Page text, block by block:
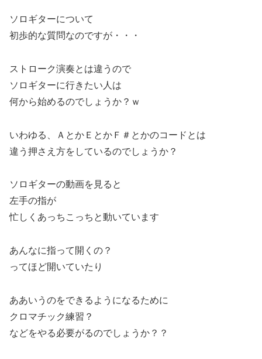
ソロギターについて
初歩的な質問なのですが・・・
ストローク演奏とは違うので
ソロギターに行きたい人は
何から始めるのでしょうか？ｗ
いわゆる、ＡとかＥとかＦ＃とかのコードとは
違う押さえ方をしているのでしょうか？
ソロギターの動画を見ると
左手の指が
忙しくあっちこっちと動いています
あんなに指って開くの？
ってほど開いていたり
ああいうのをできるようになるために
クロマチック練習？
などをやる必要がるのでしょうか？？